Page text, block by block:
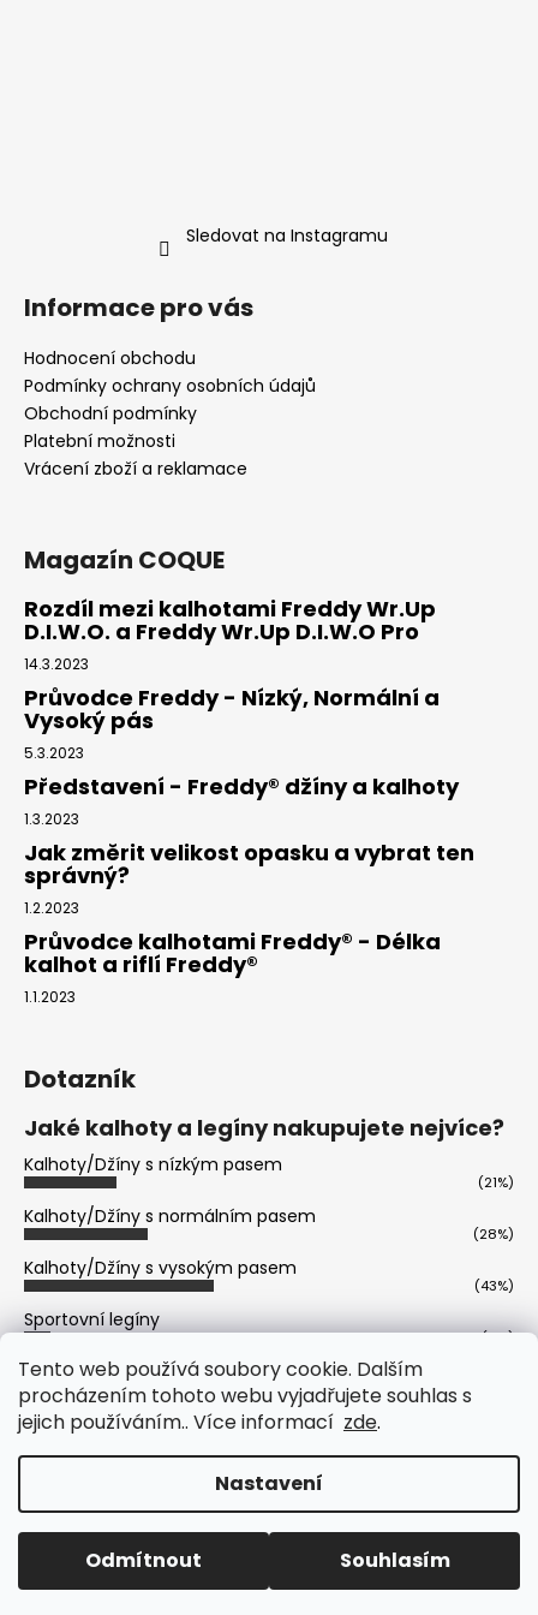
Tento web používá soubory cookie. Dalším
procházením tohoto webu vyjadřujete souhlas s
jejich používáním.. Více informací zde.
Nastavení
Odmítnout Souhlasím
Sledovat na Instagramu
Informace pro vás
Hodnocení obchodu
Podmínky ochrany osobních údajů
Obchodní podmínky
Platební možnosti
Vrácení zboží a reklamace
Magazín COQUE
Rozdíl mezi kalhotami Freddy Wr.Up
D.I.W.O. a Freddy Wr.Up D.I.W.O Pro
14.3.2023
Průvodce Freddy - Nízký, Normální a
Vysoký pás
5.3.2023
Představení - Freddy® džíny a kalhoty
1.3.2023
Jak změrit velikost opasku a vybrat ten
správný?
1.2.2023
Průvodce kalhotami Freddy® - Délka
kalhot a riflí Freddy®
1.1.2023
Dotazník
Jaké kalhoty a legíny nakupujete nejvíce?
Kalhoty/Džíny s nízkým pasem
(21%)
Kalhoty/Džíny s normálním pasem
(28%)
Kalhoty/Džíny s vysokým pasem
(43%)
Sportovní legíny
(6%)
Volnočasové legíny
Počet hlasů:402
Vytvořil Shoptet
Copyright 2026Prémiová Italská Móda - Freddy,
Trussardi, Versace, Michael Kors, Karl Lagerfeld.
Všechna práva vyhrazena.
Upravit nastavení cookies